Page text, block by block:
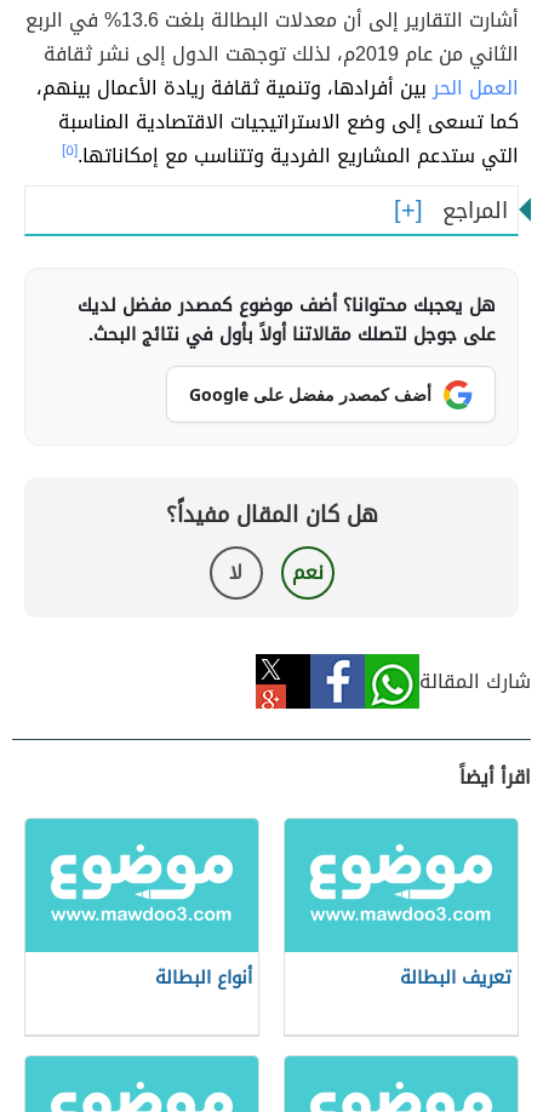
أشارت التقارير إلى أن معدلات البطالة بلغت 13.6% في الربع
الثاني من عام 2019م، لذلك توجهت الدول إلى نشر ثقافة
العمل الحربين أفرادها، وتنمية ثقافة ريادة الأعمال بينهم،
كما تسعى إلى وضع الاستراتيجيات الاقتصادية المناسبة
التي ستدعم المشاريع الفردية وتتناسب مع إمكاناتها.[٥]
المراجع
هل يعجبك محتوانا؟ أضف موضوع كمصدر مفضل لديك
على جوجل لتصلك مقالاتنا أولاً بأول في نتائج البحث.
أضف كمصدر مفضل على Google
هل كان المقال مفيداً؟
نعم لا
شارك المقالة
اقرأ أيضاً
تعريف البطالة أنواع البطالة